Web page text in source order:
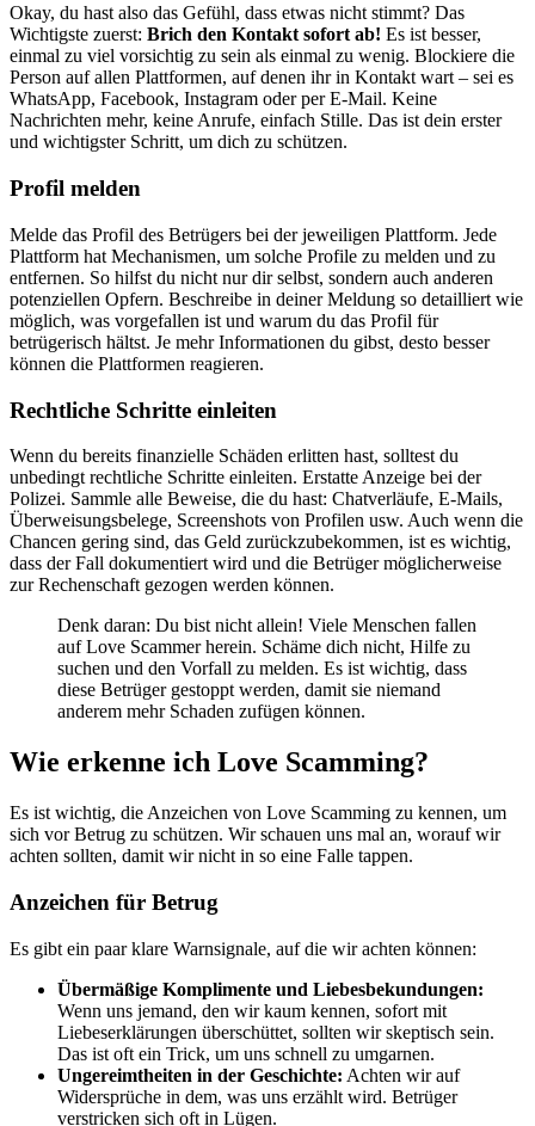
Okay, du hast also das Gefühl, dass etwas nicht stimmt? Das
Wichtigste zuerst: Brich den Kontakt sofort ab! Es ist besser,
einmal zu viel vorsichtig zu sein als einmal zu wenig. Blockiere die
Person auf allen Plattformen, auf denen ihr in Kontakt wart – sei es
WhatsApp, Facebook, Instagram oder per E-Mail. Keine
Nachrichten mehr, keine Anrufe, einfach Stille. Das ist dein erster
und wichtigster Schritt, um dich zu schützen.
Profil melden
Melde das Profil des Betrügers bei der jeweiligen Plattform. Jede
Plattform hat Mechanismen, um solche Profile zu melden und zu
entfernen. So hilfst du nicht nur dir selbst, sondern auch anderen
potenziellen Opfern. Beschreibe in deiner Meldung so detailliert wie
möglich, was vorgefallen ist und warum du das Profil für
betrügerisch hältst. Je mehr Informationen du gibst, desto besser
können die Plattformen reagieren.
Rechtliche Schritte einleiten
Wenn du bereits finanzielle Schäden erlitten hast, solltest du
unbedingt rechtliche Schritte einleiten. Erstatte Anzeige bei der
Polizei. Sammle alle Beweise, die du hast: Chatverläufe, E-Mails,
Überweisungsbelege, Screenshots von Profilen usw. Auch wenn die
Chancen gering sind, das Geld zurückzubekommen, ist es wichtig,
dass der Fall dokumentiert wird und die Betrüger möglicherweise
zur Rechenschaft gezogen werden können.
Denk daran: Du bist nicht allein! Viele Menschen fallen
auf Love Scammer herein. Schäme dich nicht, Hilfe zu
suchen und den Vorfall zu melden. Es ist wichtig, dass
diese Betrüger gestoppt werden, damit sie niemand
anderem mehr Schaden zufügen können.
Wie erkenne ich Love Scamming?
Es ist wichtig, die Anzeichen von Love Scamming zu kennen, um
sich vor Betrug zu schützen. Wir schauen uns mal an, worauf wir
achten sollten, damit wir nicht in so eine Falle tappen.
Anzeichen für Betrug
Es gibt ein paar klare Warnsignale, auf die wir achten können:
Übermäßige Komplimente und Liebesbekundungen:
Wenn uns jemand, den wir kaum kennen, sofort mit
Liebeserklärungen überschüttet, sollten wir skeptisch sein.
Das ist oft ein Trick, um uns schnell zu umgarnen.
Ungereimtheiten in der Geschichte: Achten wir auf
Widersprüche in dem, was uns erzählt wird. Betrüger
verstricken sich oft in Lügen.